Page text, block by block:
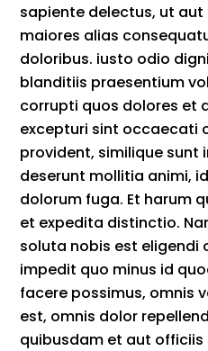
sapiente delectus, ut
maiores alias
doloribus. iusto odio
blanditiis praesentium
corrupti quos dolores et
excepturi sint occaecati
provident, similique sunt
deserunt mollitia animi,
dolorum fuga. Et harum
et expedita distinctio.
soluta nobis est eligendi
impedit quo minus id
facere possimus, omnis
est, omnis dolor
quibusdam et aut